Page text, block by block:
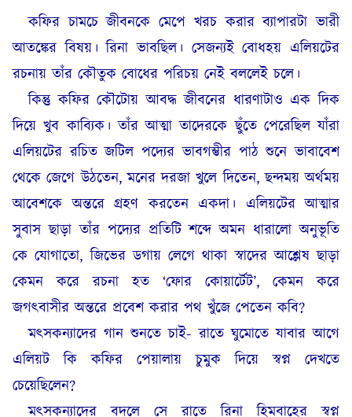
কফির চামচে জীবনকে মেপে খরচ করার ব্যাপারটা ভারী
আতঙ্কের বিষয়। রিনা ভাবছিল। সেজন্যই বোধহয় এলিয়টের
রচনায় তাঁর কৌতুক বোধের পরিচয় নেই বললেই চলে।
কিন্তু কফির কৌটোয় আবদ্ধ জীবনের ধারণাটাও এক দিক
দিয়ে খুব কাব্যিক। তাঁর আত্মা তাদেরকে ছুঁতে পেরেছিল যাঁরা
এলিয়টের রচিত জটিল পদ্যের ভাবগম্ভীর পাঠ শুনে ভাবাবেশ
থেকে জেগে উঠতেন, মনের দরজা খুলে দিতেন, ছন্দময় অর্থময়
আবেশকে অন্তরে গ্রহণ করতেন একদা। এলিয়টের আত্মার
সুবাস ছাড়া তাঁর পদ্যের প্রতিটি শব্দে অমন ধারালো অনুভূতি
কে যোগাতো, জিভের ডগায় লেগে থাকা স্বাদের আশ্লেষ ছাড়া
কেমন করে রচনা হত ‘ফোর কোয়ার্টেট’, কেমন করে
জগৎবাসীর অন্তরে প্রবেশ করার পথ খুঁজে পেতেন কবি?
মৎসকন্যাদের গান শুনতে চাই- রাতে ঘুমোতে যাবার আগে
এলিয়ট কি কফির পেয়ালায় চুমুক দিয়ে স্বপ্ন দেখতে
চেয়েছিলেন?
মৎসকন্যাদের বদলে সে রাতে রিনা হিমবাহের স্বপ্ন